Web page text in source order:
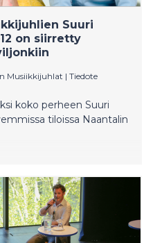
Suuri
on siirretty
Musiikkijuhlat | Tiedote
koko perheen Suuri
tiloissa Naantalin